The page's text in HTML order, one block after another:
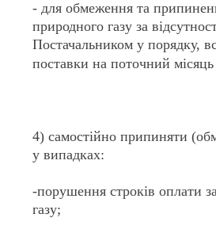
- для обмеження та
природного газу за
Постачальником у порядку,
поставки на поточний
4) самостійно припиняти
у випадках:
-порушення строків оплати
газу;